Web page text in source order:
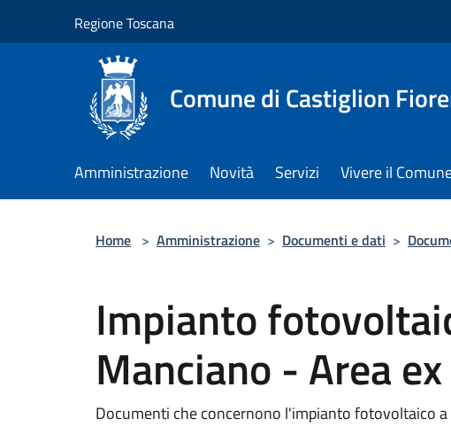
Regione Toscana
Comune di Castiglion
Amministrazione Novità Servizi Vivere il
Home > Amministrazione > Documenti e dati >
Impianto
Manciano - Area
Documenti che concernono l'impianto fotovoltaico